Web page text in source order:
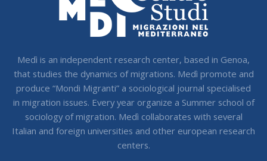
Medì is an independent research center, based in Genoa,
that studies the dynamics of migrations. Medì promote and
produce “Mondi Migranti” a sociological journal specialised
in migration issues. Every year organize a Summer school of
sociology of migration. Medì collaborates with several
Italian and foreign universities and other european research
centers.